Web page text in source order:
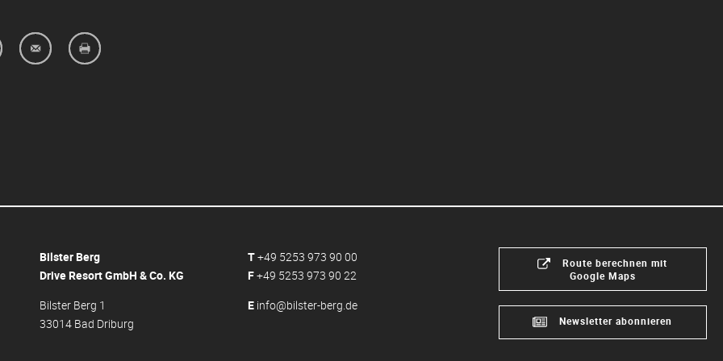
Bilster Berg
Drive Resort GmbH & Co. KG
Bilster Berg 1
33014 Bad Driburg
T+49 5253 973 90 00
F+49 5253 973 90 22
E info@bilster-berg.de
Route berechnen mit
Google Maps
Newsletter abonnieren